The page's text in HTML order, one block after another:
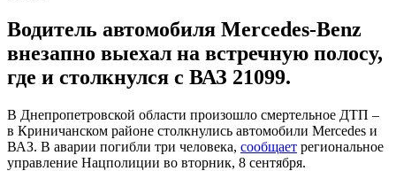
Водитель автомобиля Mercedes-Benz
внезапно выехал на встречную полосу,
где и столкнулся с ВАЗ 21099.
В Днепропетровской области произошло смертельное ДТП –
в Криничанском районе столкнулись автомобили Mercedes и
ВАЗ. В аварии погибли три человека, сообщает региональное
управление Нацполиции во вторник, 8 сентября.